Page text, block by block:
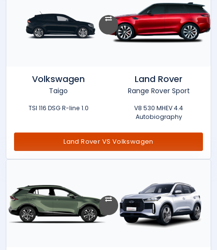
Land Rover
Range Rover Sport
4.4 V8 530 MHEV
Autobiography
Volkswagen
Taigo
1.0 TSI 116 DSG R-line
Land Rover VS Volkswagen